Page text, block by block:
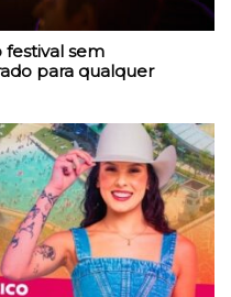
festival sem
para qualquer